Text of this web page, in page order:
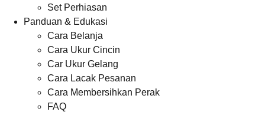
Set Perhiasan
Panduan & Edukasi
Cara Belanja
Cara Ukur Cincin
Car Ukur Gelang
Cara Lacak Pesanan
Cara Membersihkan Perak
FAQ